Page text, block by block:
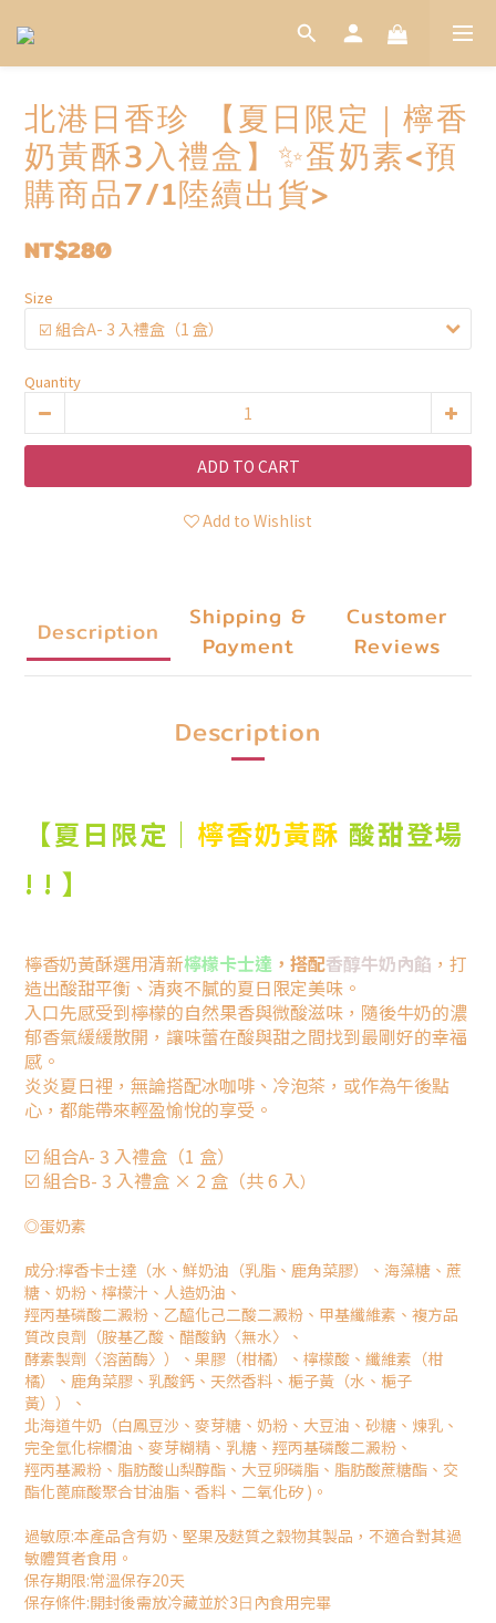
北港日香珍 【夏日限定｜檸香
奶黃酥3入禮盒】✨蛋奶素<預
購商品7/1陸續出貨>
NT$280
Size
Quantity
ADD TO CART
Add to Wishlist
Description
Shipping &
Payment
Customer
Reviews
Description
【夏日限定｜ 檸香奶黃酥 酸甜登場
! ! 】
檸香奶黃酥選用清新檸檬卡士達 ，搭配香醇牛奶內餡 ，打
造出酸甜平衡、清爽不膩的夏日限定美味。
入口先感受到檸檬的自然果香與微酸滋味，隨後牛奶的濃
郁香氣緩緩散開，讓味蕾在酸與甜之間找到最剛好的幸福
感。
炎炎夏日裡，無論搭配冰咖啡、冷泡茶，或作為午後點
心，都能帶來輕盈愉悅的享受。
☑️ 組合A- 3 入禮盒（1 盒）
☑️ 組合B- 3 入禮盒 × 2 盒（共 6 入）
◎蛋奶素
成分:檸香卡士達（水、鮮奶油（乳脂、鹿角菜膠）、海藻糖、蔗
糖、奶粉、檸檬汁、人造奶油、
羥丙基磷酸二澱粉、乙醯化己二酸二澱粉、甲基纖維素、複方品
質改良劑（胺基乙酸、醋酸鈉〈無水〉、
酵素製劑〈溶菌酶〉）、果膠（柑橘）、檸檬酸、纖維素（柑
橘）、鹿角菜膠、乳酸鈣、天然香料、梔子黃（水、梔子
黃））、
北海道牛奶（白鳳豆沙、麥芽糖、奶粉、大豆油、砂糖、煉乳、
完全氫化棕櫚油、麥芽糊精、乳糖、羥丙基磷酸二澱粉、
羥丙基澱粉、脂肪酸山梨醇酯、大豆卵磷脂、脂肪酸蔗糖酯、交
酯化蓖麻酸聚合甘油脂、香料、二氧化矽 )。
過敏原:本產品含有奶、堅果及麩質之穀物其製品，不適合對其過
敏體質者食⽤。
保存期限:常溫保存20天
保存條件:開封後需放冷藏並於3⽇內食⽤完畢